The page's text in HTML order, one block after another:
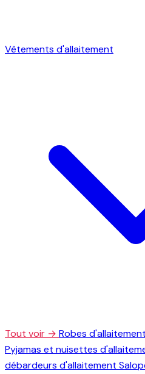
Vêtements d'allaitement
Tout voir → Robes d'allaitement
Pyjamas et nuisettes
débardeurs d'allaitement